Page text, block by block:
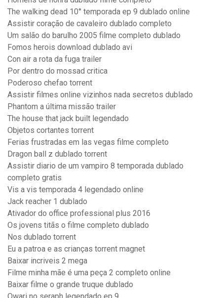
The walking dead 10° temporada ep 9 dublado online
Assistir coração de cavaleiro dublado completo
Um salão do barulho 2005 filme completo dublado
Fomos herois download dublado avi
Con air a rota da fuga trailer
Por dentro do mossad critica
Poderoso chefao torrent
Assistir filmes online vizinhos nada secretos dublado
Phantom a última missão trailer
The house that jack built legendado
Objetos cortantes torrent
Ferias frustradas em las vegas filme completo
Dragon ball z dublado torrent
Assistir diario de um vampiro 8 temporada dublado
completo gratis
Vis a vis temporada 4 legendado online
Jack reacher 1 dublado
Ativador do office professional plus 2016
Os jovens titãs o filme completo dublado
Nos dublado torrent
Eu a patroa e as crianças torrent magnet
Baixar incriveis 2 mega
Filme minha mãe é uma peça 2 completo online
Baixar filme o grande truque dublado